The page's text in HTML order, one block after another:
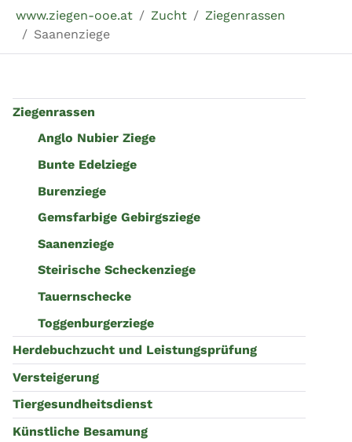
www.ziegen-ooe.at Zucht
Ziegenrassen
Saanenziege
Ziegenrassen
Anglo Nubier Ziege
Bunte Edelziege
Burenziege
Gemsfarbige Gebirgsziege
Saanenziege
Steirische Scheckenziege
Tauernschecke
Toggenburgerziege
Herdebuchzucht und Leistungsprüfung
Versteigerung
Tiergesundheitsdienst
Künstliche Besamung